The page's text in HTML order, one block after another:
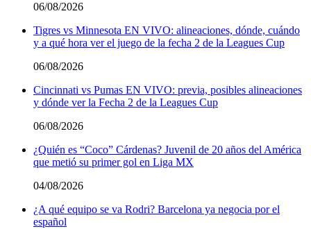
06/08/2026
Tigres vs Minnesota EN VIVO: alineaciones, dónde, cuándo
y a qué hora ver el juego de la fecha 2 de la Leagues Cup
06/08/2026
Cincinnati vs Pumas EN VIVO: previa, posibles alineaciones
y dónde ver la Fecha 2 de la Leagues Cup
06/08/2026
¿Quién es “Coco” Cárdenas? Juvenil de 20 años del América
que metió su primer gol en Liga MX
04/08/2026
¿A qué equipo se va Rodri? Barcelona ya negocia por el
español